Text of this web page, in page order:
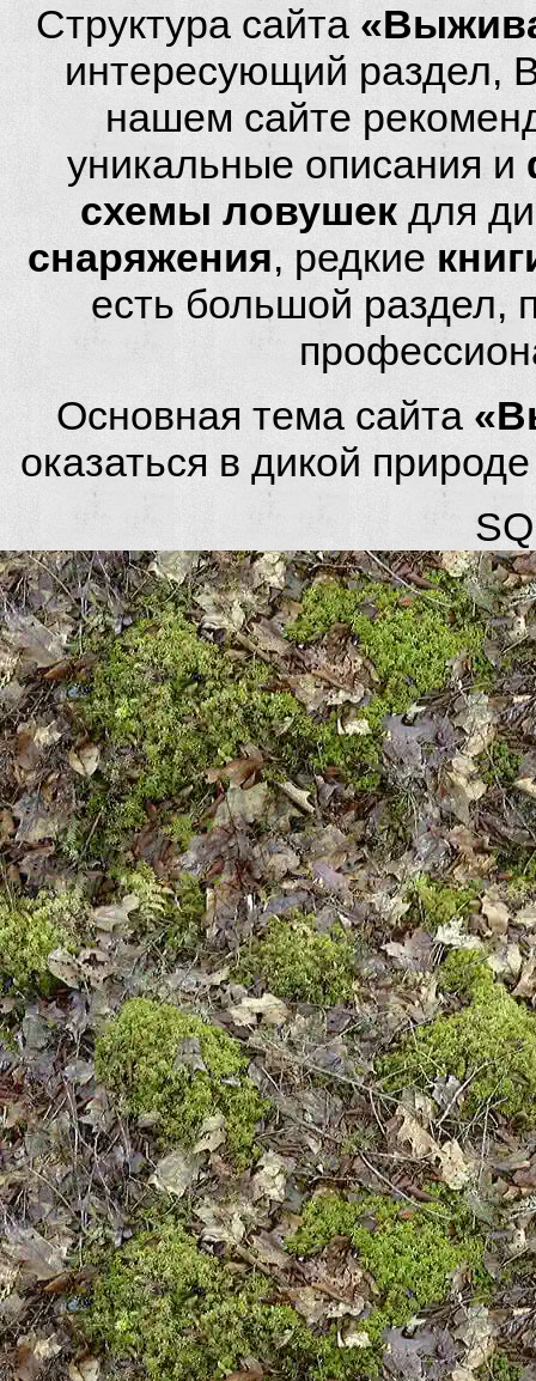
Структура сайта
интересующий раздел,
нашем сайте
уникальные описания и
схемы ловушек для
снаряжения, редкие
есть большой
Основная тема сайта
оказаться в дикой